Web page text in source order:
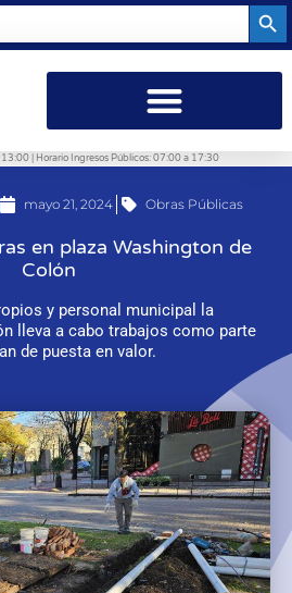
| Horario Ingresos Públicos: 07:00 a 17:30
mayo 21, 2024 Obras Públicas
en plaza Washington de
Colón
y personal municipal la
lleva a cabo trabajos como parte
de puesta en valor.